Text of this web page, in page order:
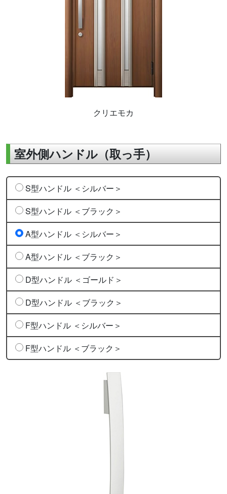
クリエモカ
室外側ハンドル（取っ手）
S型ハンドル ＜シルバー＞
S型ハンドル ＜ブラック＞
A型ハンドル ＜シルバー＞
A型ハンドル ＜ブラック＞
D型ハンドル ＜ゴールド＞
D型ハンドル ＜ブラック＞
F型ハンドル ＜シルバー＞
F型ハンドル ＜ブラック＞